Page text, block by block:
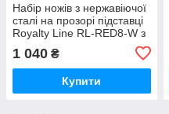
Набір ножів з нержавіючої
сталі на прозорі підставці
Royalty Line RL-RED8-W з
1 040 ₴
Купити